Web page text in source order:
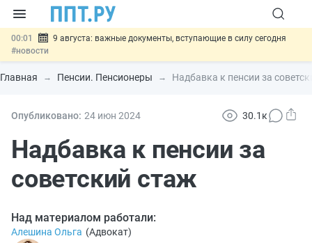
00:01
9 августа: важные документы, вступающие в силу сегодня
#новости
07.08 Подписан закон о блокировке продажи опасных товаров через
«Честный знак»#новости
07.08 Госпошлину за устранение ошибок в документах предлагают
07.08
Важно
отношений #новости
Главная Пенсии. Пенсионеры Надбавка к пенсии за
Опубликовано: 24 июн 2024 30.1к
Надбавка к пенсии за
советский стаж
Над материалом работали:
Алешина Ольга (Адвокат)